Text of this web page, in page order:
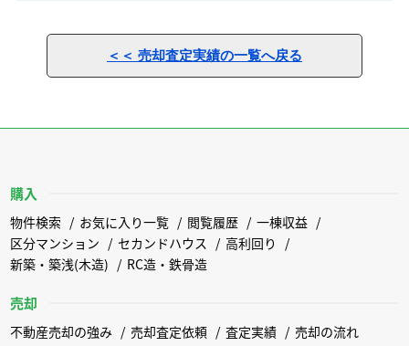
＜＜ 売却査定実績の一覧へ戻る
購入
物件検索 お気に入り一覧 閲覧履歴
一棟収益
区分マンション
セカンドハウス
高利回り
新築・築浅(木造)
RC造・鉄骨造
売却
不動産売却の強み 売却査定依頼 査定実績 売却の流れ